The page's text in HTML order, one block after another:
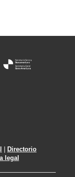
Directorio
legal